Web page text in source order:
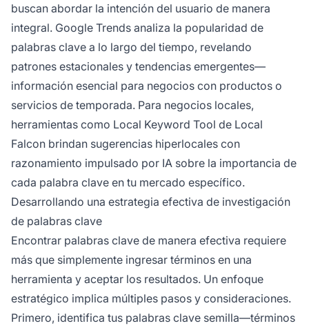
buscan abordar la intención del usuario de manera
integral. Google Trends analiza la popularidad de
palabras clave a lo largo del tiempo, revelando
patrones estacionales y tendencias emergentes—
información esencial para negocios con productos o
servicios de temporada. Para negocios locales,
herramientas como Local Keyword Tool de Local
Falcon brindan sugerencias hiperlocales con
razonamiento impulsado por IA sobre la importancia de
cada palabra clave en tu mercado específico.
Desarrollando una estrategia efectiva de investigación
de palabras clave
Encontrar palabras clave de manera efectiva requiere
más que simplemente ingresar términos en una
herramienta y aceptar los resultados. Un enfoque
estratégico implica múltiples pasos y consideraciones.
Primero, identifica tus palabras clave semilla—términos